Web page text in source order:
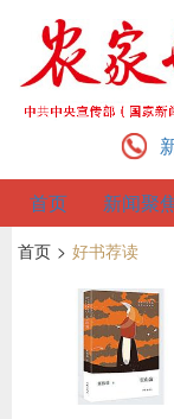
首页 新闻聚
首页 > 好书荐读